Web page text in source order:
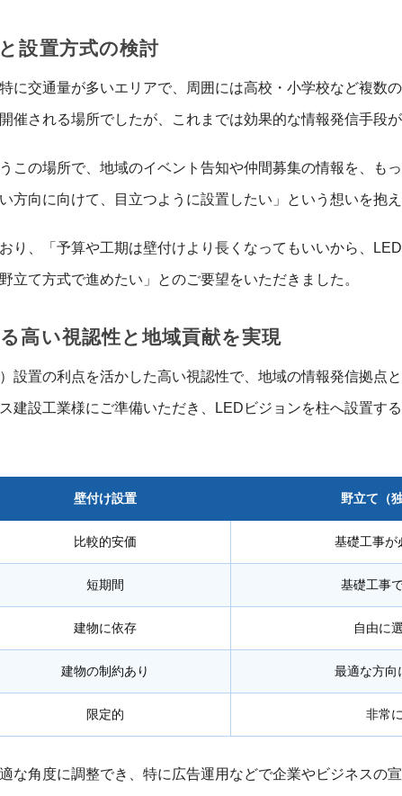
設置方式の検討
に交通量が多いエリアで、周囲には高校・小学校など複数
催される場所でしたが、これまでは効果的な情報発信手段が
この場所で、地域のイベント告知や仲間募集の情報を、も
方向に向けて、目立つように設置したい」という想いを抱え
り、「予算や工期は壁付けより長くなってもいいから、
立て方式で進めたい」とのご要望をいただきました。
高い視認性と地域貢献を実現
設置の利点を活かした高い視認性で、地域の情報発信拠点
建設工業様にご準備いただき、LEDビジョンを柱へ設置す
壁付け設置 野立て（
比較的安価 基礎工事が
短期間 基礎工事
建物に依存 自由に
建物の制約あり 最適な方向
限定的 非常
な角度に調整でき、特に広告運用などで企業やビジネスの